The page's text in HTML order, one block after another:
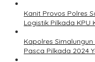
Kanit Provos Polres
Logistik Pilkada KPU
Kapolres
Pasca Pilkada 2024